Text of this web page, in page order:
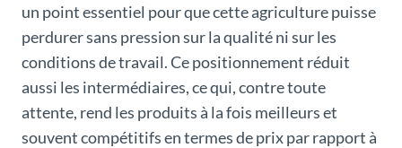
un point essentiel pour que cette agriculture puisse
perdurer sans pression sur la qualité ni sur les
conditions de travail. Ce positionnement réduit
aussi les intermédiaires, ce qui, contre toute
attente, rend les produits à la fois meilleurs et
souvent compétitifs en termes de prix par rapport à